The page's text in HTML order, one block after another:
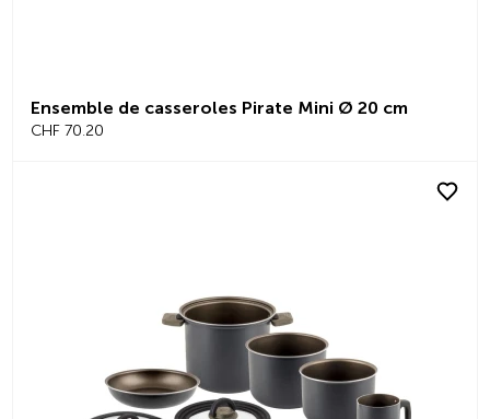
Ensemble de casseroles Pirate Mini Ø 20 cm
CHF 70.20